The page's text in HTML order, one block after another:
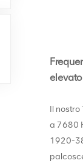
elevato
Il
a 7680
1920-